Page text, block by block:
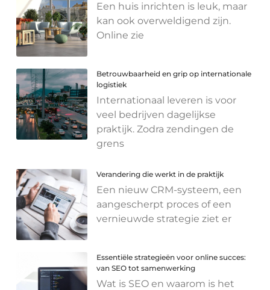
Een huis inrichten is leuk, maar
kan ook overweldigend zijn.
Online zie
Betrouwbaarheid en grip op internationale
logistiek
Internationaal leveren is voor
veel bedrijven dagelijkse
praktijk. Zodra zendingen de
grens
Verandering die werkt in de praktijk
Een nieuw CRM-systeem, een
aangescherpt proces of een
vernieuwde strategie ziet er
Essentiële strategieën voor online succes:
van SEO tot samenwerking
Wat is SEO en waarom is het